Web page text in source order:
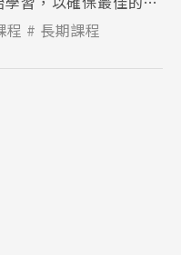
團
程 長期課程